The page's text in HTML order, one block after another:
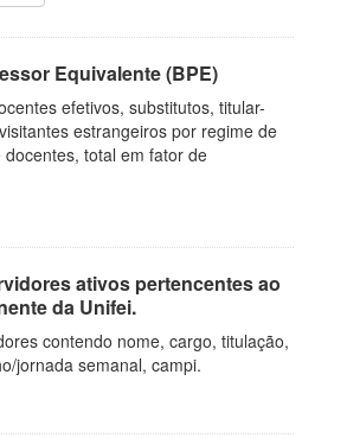
Equivalente (BPE)
efetivos, substitutos, titular-
estrangeiros por regime de
total em fator de
ativos pertencentes ao
da Unifei.
contendo nome, cargo, titulação,
jornada semanal, campi.